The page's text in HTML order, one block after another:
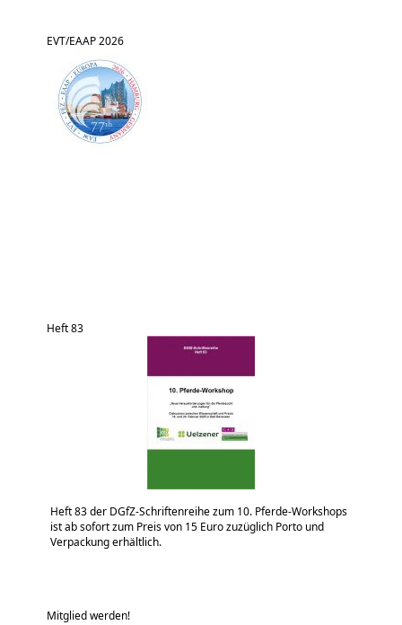
EVT/EAAP 2026
Heft 83
Heft 83 der DGfZ-Schriftenreihe zum 10. Pferde-Workshops
ist ab sofort zum Preis von 15 Euro zuzüglich Porto und
Verpackung erhältlich.
Mitglied werden!